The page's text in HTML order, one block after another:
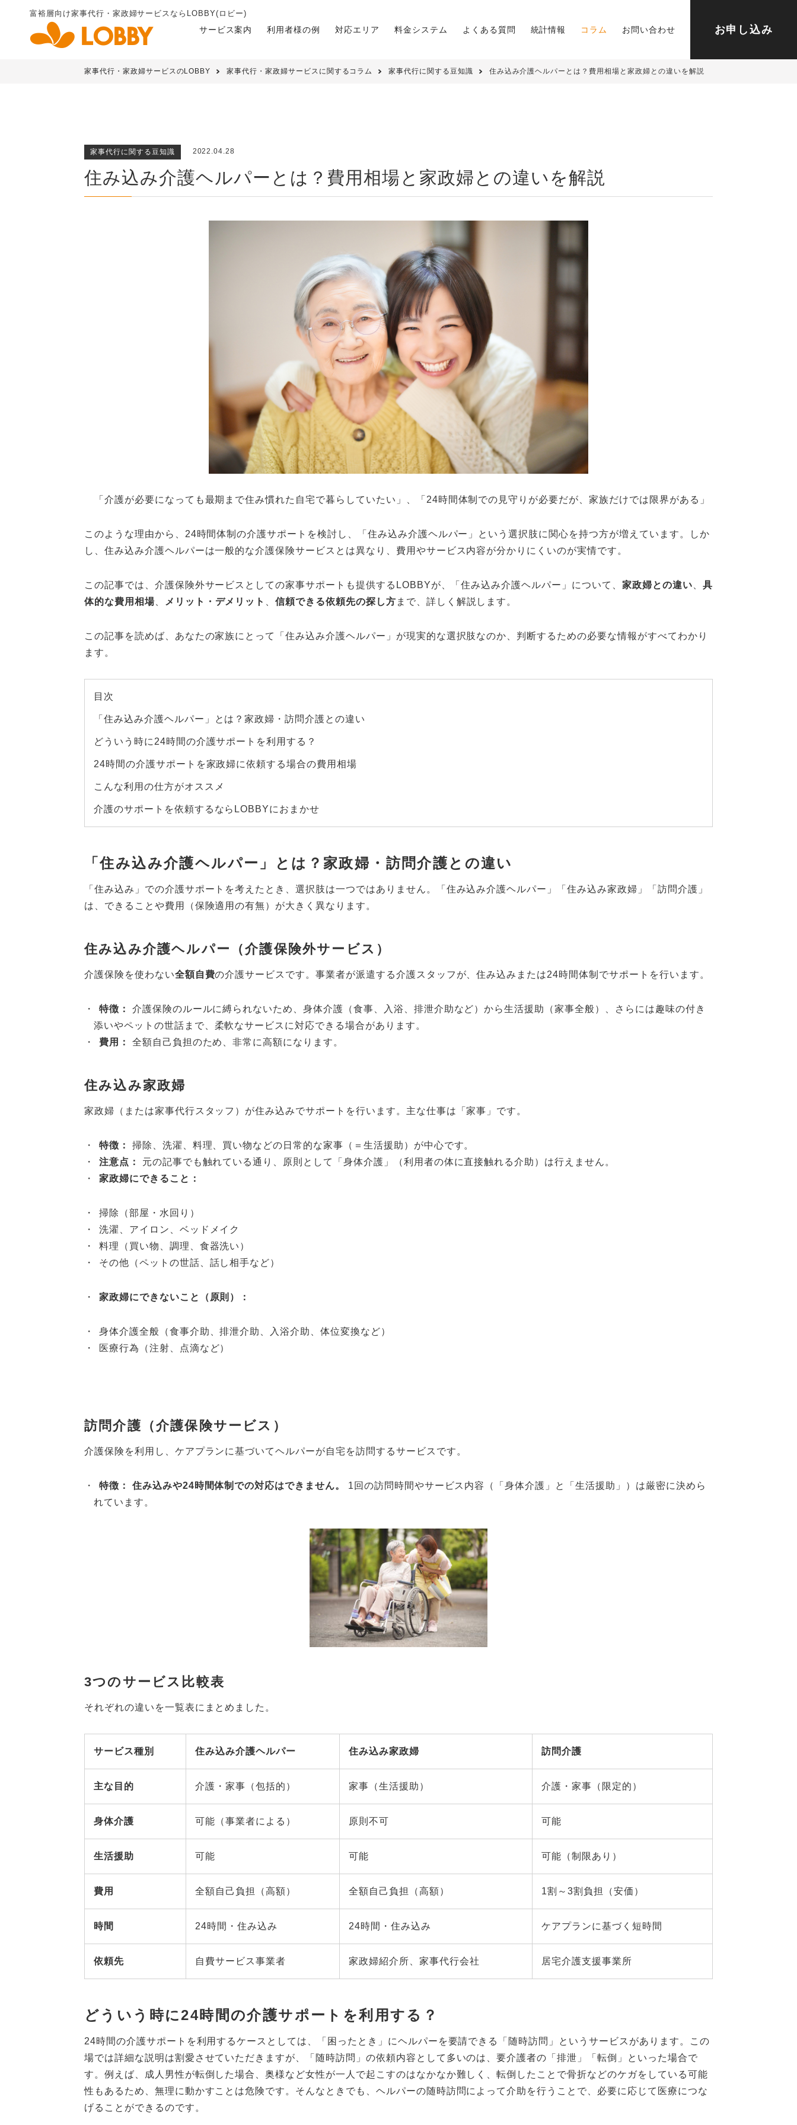
富裕層向け家事代行・家政婦サービスならLOBBY(ロビー)
サービス案内 利用者様の例 対応エリア 料金システム よくある質問 統計情報 コラム お問い合わせ お申し込み
家事代行・家政婦サービスのLOBBY 家事代行・家政婦サービスに関するコラム 家事代行に関する豆知識 住み込み介護ヘルパーとは？費用相場と家政婦との違いを解説
家事代行に関する豆知識 2022.04.28
住み込み介護ヘルパーとは？費用相場と家政婦との違いを解説
「介護が必要になっても最期まで住み慣れた自宅で暮らしていたい」、「24時間体制での見守りが必要だが、家族だけでは限界がある 」
このような理由から、24時間体制の介護サポートを検討し、「住み込み介護ヘルパー」という選択肢に関心を持つ方が増えています。
しか
し、住み込み介護ヘルパーは一般的な介護保険サービスとは異なり、費用やサービス内容が分かりにくいのが実情です。
この記事では、介護保険外サービスとしての家事サポートも提供するLOBBYが、「住み込み介護ヘルパー」について、 家政婦との違い
具
体的な費用相場、 メリット・デメリット 、信頼できる依頼先の探し方 まで、詳しく解説します。
この記事を読めば、あなたの家族にとって「住み込み介護ヘルパー」が現実的な選択肢なのか、判断するための必要な情報がすべてわかり
ます。
目次
「住み込み介護ヘルパー」とは？家政婦・訪問介護との違い
どういう時に24時間の介護サポートを利用する？
24時間の介護サポートを家政婦に依頼する場合の費用相場
こんな利用の仕方がオススメ
介護のサポートを依頼するならLOBBYにおまかせ
「住み込み介護ヘルパー」とは？家政婦・訪問介護との違い
「住み込み」での介護サポートを考えたとき、選択肢は一つではありません。「住み込み介護ヘルパー」「住み込み家政婦」「訪問介護」
は、できることや費用（保険適用の有無）が大きく異なります。
住み込み介護ヘルパー（介護保険外サービス）
介護保険を使わない全額自費の介護サービスです。事業者が派遣する介護スタッフが、住み込みまたは24時間体制でサポートを行います。
特徴：
介護保険のルールに縛られないため、身体介護（食事、入浴、排泄介助など）から生活援助（家事全般）、さらには趣味の付き
添いやペットの世話まで、柔軟なサービスに対応できる場合があります。
費用：
全額自己負担のため、非常に高額になります。
住み込み家政婦
家政婦（または家事代行スタッフ）が住み込みでサポートを行います。主な仕事は「家事」です。
特徴：
掃除、洗濯、料理、買い物などの日常的な家事（＝生活援助）が中心です。
注意点：
元の記事でも触れている通り、原則として「身体介護」（利用者の体に直接触れる介助）は行えません。
家政婦にできること：
掃除（部屋・水回り）
洗濯、アイロン、ベッドメイク
料理（買い物、調理、食器洗い）
その他（ペットの世話、話し相手など）
家政婦にできないこと（原則）：
身体介護全般（食事介助、排泄介助、入浴介助、体位変換など）
医療行為（注射、点滴など）
訪問介護（介護保険サービス）
介護保険を利用し、ケアプランに基づいてヘルパーが自宅を訪問するサービスです。
特徴： 住み込みや24時間体制での対応はできません。
1回の訪問時間やサービス内容（「身体介護」と「生活援助」）は厳密に決めら
れています。
3つのサービス比較表
それぞれの違いを一覧表にまとめました。
サービス種別 住み込み介護ヘルパー 住み込み家政婦 訪問介護
主な目的 介護・家事（包括的） 家事（生活援助） 介護・家事（限定的）
身体介護 可能（事業者による） 原則不可 可能
生活援助 可能 可能 可能（制限あり）
費用 全額自己負担（高額） 全額自己負担（高額） 1割～3割負担（安価）
時間 24時間・住み込み 24時間・住み込み ケアプランに基づく短時間
依頼先 自費サービス事業者 家政婦紹介所、家事代行会社 居宅介護支援事業所
どういう時に24時間の介護サポートを利用する？
24時間の介護サポートを利用するケースとしては、「困ったとき」にヘルパーを要請できる「随時訪問」というサービスがあります。この
場では詳細な説明は割愛させていただきますが、「随時訪問」の依頼内容として多いのは、要介護者の「排泄」「転倒」といった場合で
す。例えば、成人男性が転倒した場合、奥様など女性が一人で起こすのはなかなか難しく、転倒したことで骨折などのケガをしている可能
性もあるため、無理に動かすことは危険です。そんなときでも、ヘルパーの随時訪問によって介助を行うことで、必要に応じて医療につな
げることができるのです。